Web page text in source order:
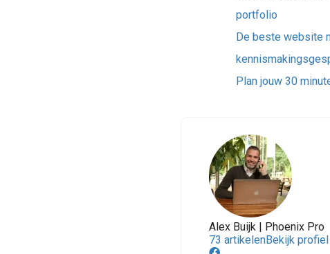
portfolio
De beste website
Plan jouw 30
Alex Buijk | Phoenix Pro
73 artikelenBekijk profiel